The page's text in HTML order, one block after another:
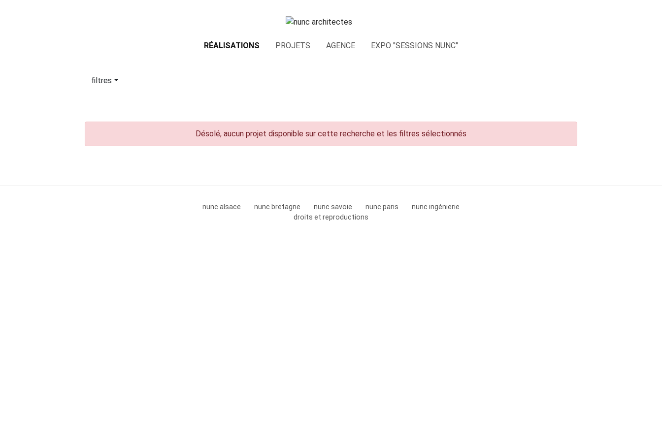
RÉALISATIONS PROJETS AGENCE EXPO "SESSIONS NUNC"
filtres
Désolé, aucun projet disponible sur cette recherche et les filtres sélectionnés
nunc alsace nunc bretagne nunc savoie nunc paris
nunc ingénierie
droits et reproductions